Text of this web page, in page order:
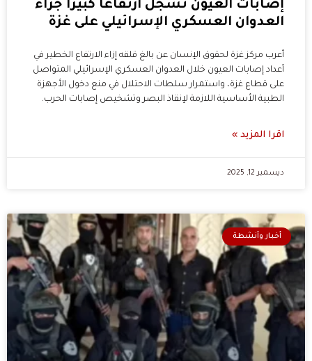
إصابات العيون تسجل ارتفاعا كبيرًا جراء
العدوان العسكري الإسرائيلي على غزة
أعرب مركز غزة لحقوق الإنسان عن بالغ قلقه إزاء الارتفاع الخطير في
أعداد إصابات العيون خلال العدوان العسكري الإسرائيلي المتواصل
على قطاع غزة، واستمرار سلطات الاحتلال في منع دخول الأجهزة
الطبية الأساسية اللازمة لإنقاذ البصر وتشخيص إصابات الحرب.
اقرا المزيد »
ديسمبر 12, 2025
أخبار وأنشطة